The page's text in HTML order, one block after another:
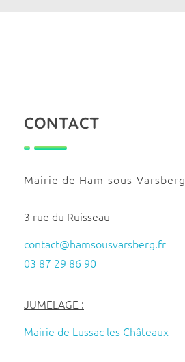
CONTACT
Mairie de Ham-sous-Varsberg
3 rue du Ruisseau
contact@hamsousvarsberg.fr
03 87 29 86 90
JUMELAGE :
Mairie de Lussac les Châteaux